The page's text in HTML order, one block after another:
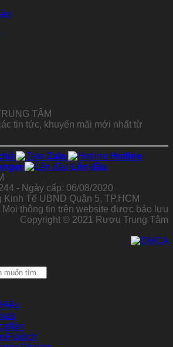
TÂM
tin tức, khuyến mãi mới nhất từ
Zalo
Hotline
Lên đầu
- Ngày cấp: 06/08/2020
Tế UBND Quận 5, TP.HCM
Mọi thông tin trên website được bảo lưu
Copyright © 2021 Rượu Trung Tâm